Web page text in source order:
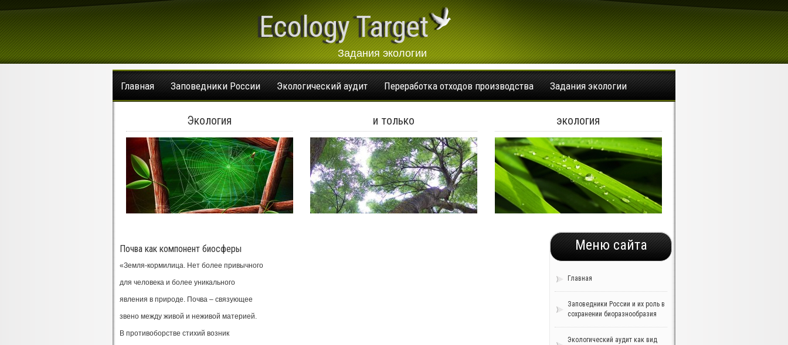
Ecology Target
Задания экологии
Главная Заповедники России Экологический аудит Переработка отходов производства Задания экологии
Экология и только экология
Меню сайта
Главная
Заповедники России и их роль в
сохранении биоразнообразия
Экологический аудит как вид
Почва как компонент биосферы
«Земля-кормилица. Нет более привычного
для человека и более уникального
явления в природе. Почва – связующее
звено между живой и неживой материей.
В противоборстве стихий возник